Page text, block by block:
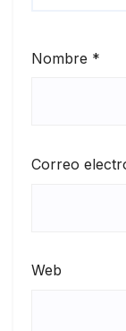
Nombre *
Correo
Web